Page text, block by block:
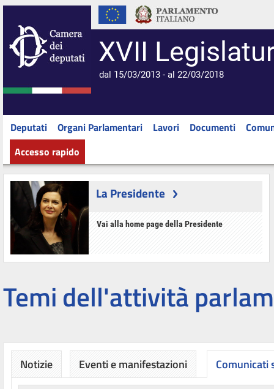
XVII
dal 15/03/2013 - al 22/03/2018
Deputati Organi Parlamentari Lavori Documenti
Accesso rapido
La Presidente
Vai alla home page della Presidente
Temi dell'attività
Notizie Eventi e manifestazioni Comunicati